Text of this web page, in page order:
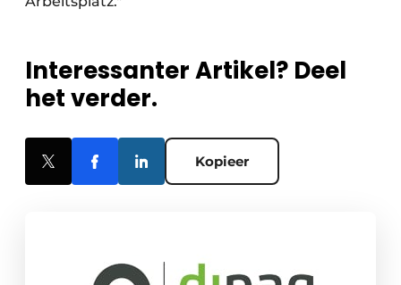
Interessanter Artikel? Deel
het verder.
Kopieer